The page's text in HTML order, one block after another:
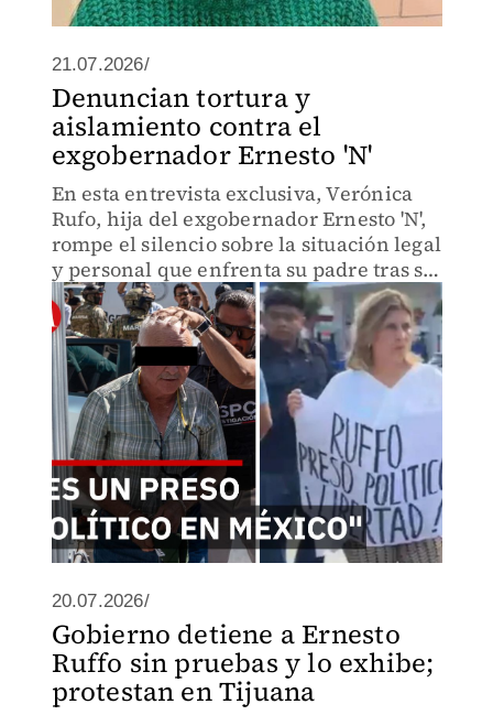
21.07.2026/
Denuncian tortura y
aislamiento contra el
exgobernador Ernesto 'N'
En esta entrevista exclusiva, Verónica
Rufo, hija del exgobernador Ernesto 'N',
rompe el silencio sobre la situación legal
y personal que enfrenta su padre tras su
detención el 16 de julio en Tijuana.
20.07.2026/
Gobierno detiene a Ernesto
Ruffo sin pruebas y lo exhibe;
protestan en Tijuana